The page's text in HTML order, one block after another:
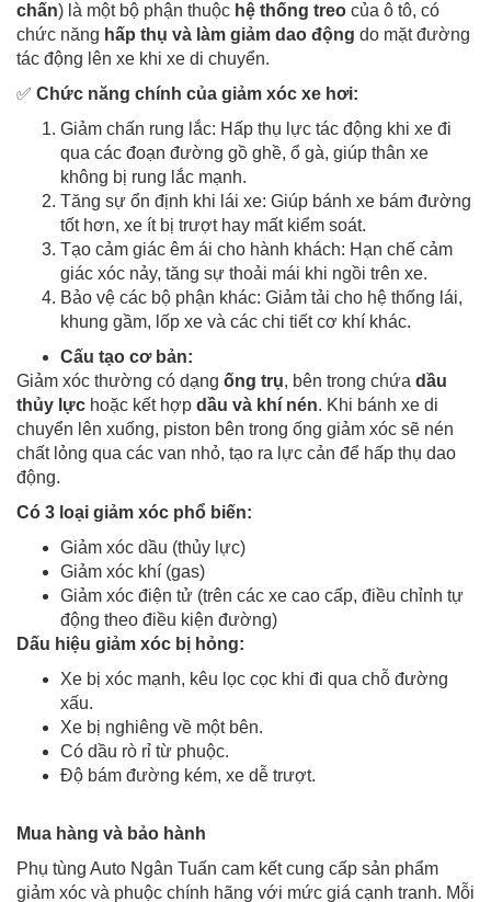
chấn) là một bộ phận thuộc hệ thống treo của ô tô, có
chức năng hấp thụ và làm giảm dao động do mặt đường
tác động lên xe khi xe di chuyển.
✅ Chức năng chính của giảm xóc xe hơi:
Giảm chấn rung lắc: Hấp thụ lực tác động khi xe đi
qua các đoạn đường gồ ghề, ổ gà, giúp thân xe
không bị rung lắc mạnh.
Tăng sự ổn định khi lái xe: Giúp bánh xe bám đường
tốt hơn, xe ít bị trượt hay mất kiểm soát.
Tạo cảm giác êm ái cho hành khách: Hạn chế cảm
giác xóc nảy, tăng sự thoải mái khi ngồi trên xe.
Bảo vệ các bộ phận khác: Giảm tải cho hệ thống lái,
khung gầm, lốp xe và các chi tiết cơ khí khác.
Cấu tạo cơ bản:
Giảm xóc thường có dạng ống trụ, bên trong chứa dầu
thủy lực hoặc kết hợp dầu và khí nén. Khi bánh xe di
chuyển lên xuống, piston bên trong ống giảm xóc sẽ nén
chất lỏng qua các van nhỏ, tạo ra lực cản để hấp thụ dao
động.
Có 3 loại giảm xóc phổ biến:
Giảm xóc dầu (thủy lực)
Giảm xóc khí (gas)
Giảm xóc điện tử (trên các xe cao cấp, điều chỉnh tự
động theo điều kiện đường)
Dấu hiệu giảm xóc bị hỏng:
Xe bị xóc mạnh, kêu lọc cọc khi đi qua chỗ đường
xấu.
Xe bị nghiêng về một bên.
Có dầu rò rỉ từ phuộc.
Độ bám đường kém, xe dễ trượt.
Mua hàng và bảo hành
Phụ tùng Auto Ngân Tuấn cam kết cung cấp sản phẩm
giảm xóc và phuộc chính hãng với mức giá cạnh tranh. Mỗi